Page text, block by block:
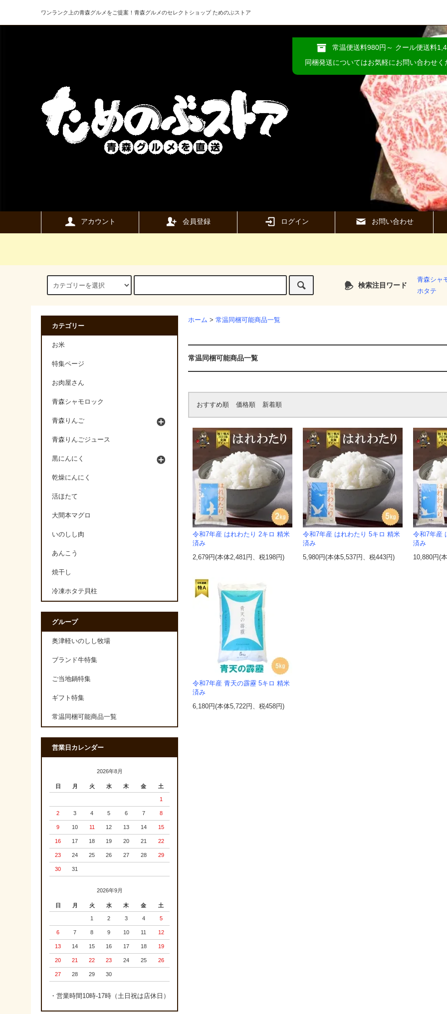
ワンランク上の青森グルメをご提案！青森グルメのセレクトショップ ためのぶストア
常温便送料980円～ クール便送料
同梱発送についてはお気軽にお問い合わせく
アカウント 会員登録 ログイン お問い合わせ
検索注目ワード
青森シャ
ホタテ
ホーム > 常温同梱可能商品一覧
常温同梱可能商品一覧
おすすめ順 価格順 新着順
令和7年産 はれわたり 2キロ 精米
済み
2,679円(本体2,481円、税198円)
令和7年産 はれわたり 5キロ 精米
済み
5,980円(本体5,537円、税443円)
令和7年産
済み
10,880円(
令和7年産 青天の霹靂 5キロ 精米
済み
6,180円(本体5,722円、税458円)
カテゴリー
お米
特集ページ
お肉屋さん
青森シャモロック
青森りんご
青森りんごジュース
黒にんにく
乾燥にんにく
活ほたて
大間本マグロ
いのしし肉
あんこう
焼干し
冷凍ホタテ貝柱
グループ
奥津軽いのしし牧場
ブランド牛特集
ご当地鍋特集
ギフト特集
常温同梱可能商品一覧
営業日カレンダー
2026年8月
日 月 火 水 木 金 土
1
2 3 4 5 6 7 8
9 10 11 12 13 14 15
16 17 18 19 20 21 22
23 24 25 26 27 28 29
30 31
2026年9月
日 月 火 水 木 金 土
1 2 3 4 5
6 7 8 9 10 11 12
13 14 15 16 17 18 19
20 21 22 23 24 25 26
27 28 29 30
・営業時間10時-17時（土日祝は店休日）